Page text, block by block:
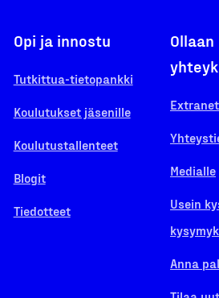
Opi ja innostu
Tutkittua-tietopankki
Koulutukset jäsenille
Koulutustallenteet
Blogit
Tiedotteet
Ollaan
Medialle
Usein
Anna